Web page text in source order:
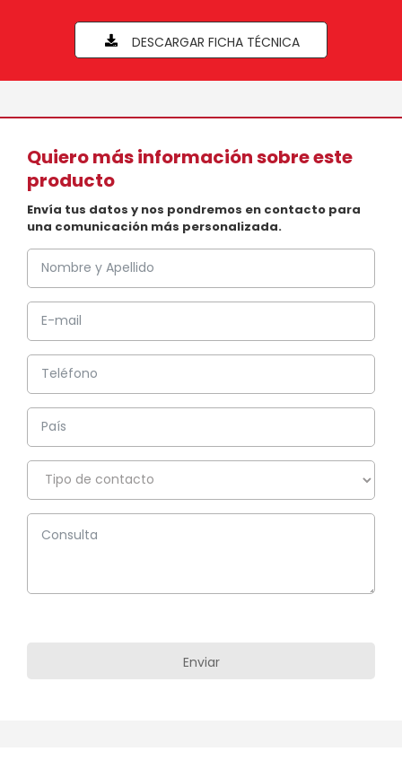
DESCARGAR FICHA TÉCNICA
Quiero más información sobre este
producto
Envía tus datos y nos pondremos en contacto para
una comunicación más personalizada.